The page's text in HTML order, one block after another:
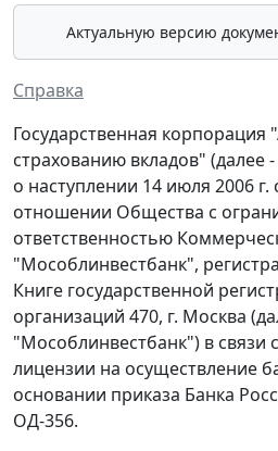
Актуальную версию
Справка
Государственная корпорация
страхованию вкладов" (далее
о наступлении 14 июля 2006 г.
отношении Общества с
ответственностью
"Мособлинвестбанк",
Книге государственной
организаций 470, г. Москва
"Мособлинвестбанк") в связи
лицензии на осуществление
основании приказа Банка
ОД-356.